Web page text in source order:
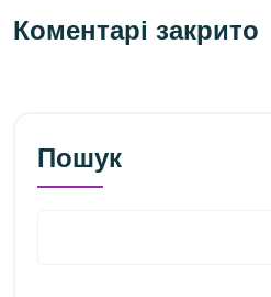
Коментарі закрито
Пошук